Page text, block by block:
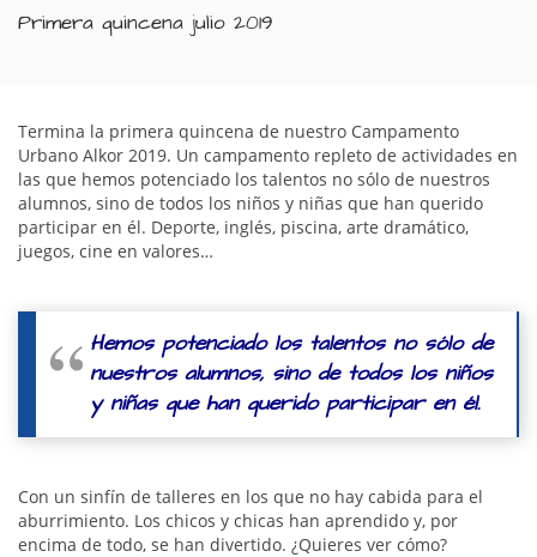
Primera quincena julio 2019
Termina la primera quincena de nuestro Campamento
Urbano Alkor 2019. Un campamento repleto de actividades en
las que hemos potenciado los talentos no sólo de nuestros
alumnos, sino de todos los niños y niñas que han querido
participar en él. Deporte, inglés, piscina, arte dramático,
juegos, cine en valores…
Hemos potenciado los talentos no sólo de
nuestros alumnos, sino de todos los niños
y niñas que han querido participar en él.
Con un sinfín de talleres en los que no hay cabida para el
aburrimiento. Los chicos y chicas han aprendido y, por
encima de todo, se han divertido. ¿Quieres ver cómo?